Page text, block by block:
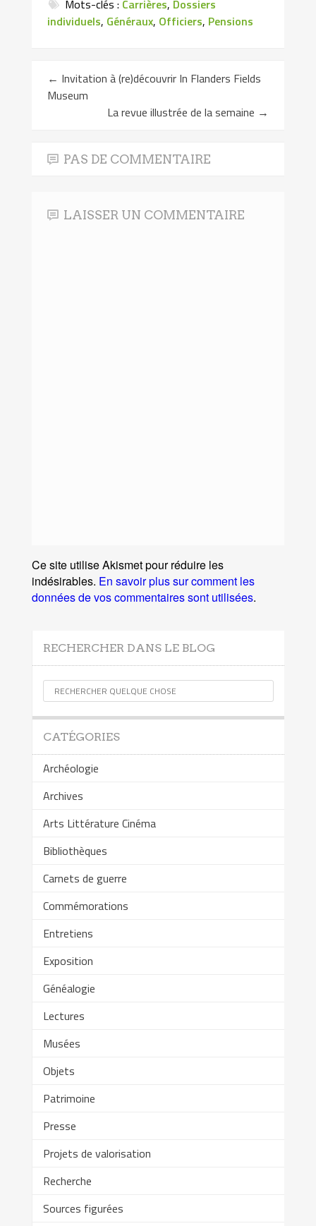
un
ami(ouvre
dans
une
nouvelle
fenêtre)
nouvelle
fenêtre)
nouvelle
fenêtre)
Mots-clés : Carrières, Dossiers
individuels, Généraux, Officiers, Pensions
← Invitation à (re)découvrir In Flanders Fields
Museum
La revue illustrée de la semaine →
PAS DE COMMENTAIRE
LAISSER UN COMMENTAIRE
Ce site utilise Akismet pour réduire les
indésirables. En savoir plus sur comment les
données de vos commentaires sont utilisées.
RECHERCHER DANS LE BLOG
CATÉGORIES
Archéologie
Archives
Arts Littérature Cinéma
Bibliothèques
Carnets de guerre
Commémorations
Entretiens
Exposition
Généalogie
Lectures
Musées
Objets
Patrimoine
Presse
Projets de valorisation
Recherche
Sources figurées